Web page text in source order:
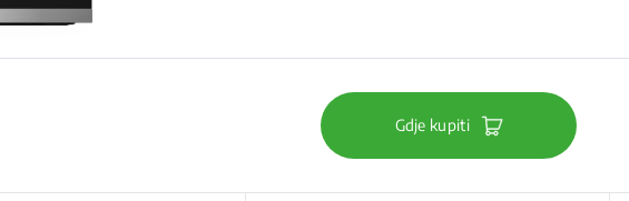
Gdje kupiti